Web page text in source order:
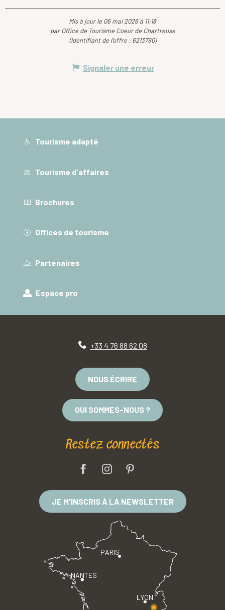
Mis à jour le 06 mai 2026 à 11:18
par Office de Tourisme Coeur de Chartreuse
(Identifiant de l'offre : 6213790)
Signaler une erreur
Tourisme adapté
Tourisme d'affaires
Brochures
Offices de tourisme
Partenaires
Espace pro
+33 4 76 88 62 08
NOUS ÉCRIRE
QUI SOMMES-NOUS ?
Restez connectés
JE M'INSCRIS À LA NEWSLETTER
PARIS
LYON
NANTES